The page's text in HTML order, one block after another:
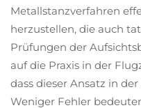
Metallstanzverfahren
herzustellen, die auch
Prüfungen der
auf die Praxis in der
dass dieser Ansatz in
Weniger Fehler